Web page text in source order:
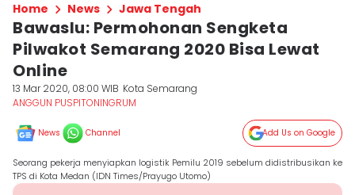
Home News Jawa Tengah
Bawaslu: Permohonan Sengketa
Pilwakot Semarang 2020 Bisa Lewat
Online
13 Mar 2020, 08:00 WIB Kota Semarang
ANGGUN PUSPITONINGRUM
News Channel Add Us on Google
Seorang pekerja menyiapkan logistik Pemilu 2019 sebelum didistribusikan ke
TPS di Kota Medan (IDN Times/Prayugo Utomo)